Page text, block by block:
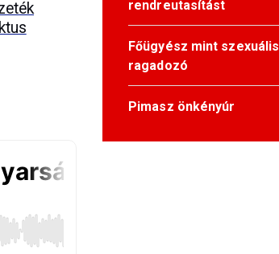
rendreutasítást
Főügyész mint szexuális
ragadozó
Pimasz önkényúr